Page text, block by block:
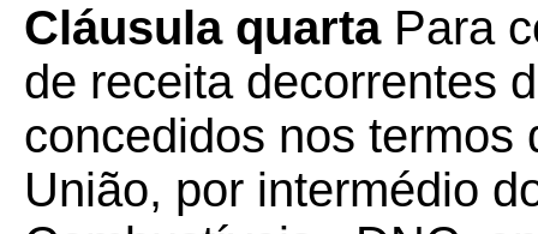
Cláusula quartaPara
de receita decorrentes
concedidos nos termos
União, por intermédio